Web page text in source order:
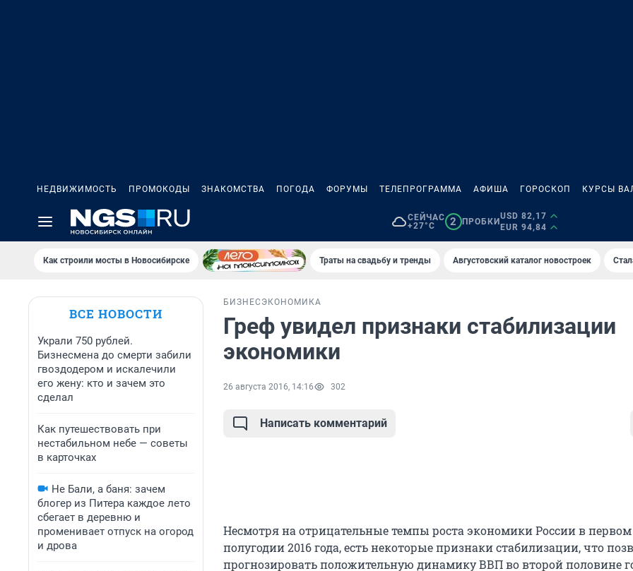
НЕДВИЖИМОСТЬ ПРОМОКОДЫ ЗНАКОМСТВА ПОГОДА ФОРУМЫ ТЕЛЕПРОГРАММА АФИША ГОРОСКОП КУРСЫ
СЕЙЧАС
+27°C
2 ПРОБКИ
USD 82,17
EUR 94,84
Как строили мосты в Новосибирске Траты на свадьбу и тренды Августовский каталог новостроек
ВСЕ НОВОСТИ
Украли 750 рублей.
Бизнесмена до смерти забили
гвоздодером и искалечили
его жену: кто и зачем это
сделал
Как путешествовать при
нестабильном небе — советы
в карточках
Не Бали, а баня: зачем
блогер из Питера каждое лето
сбегает в деревню и
променивает отпуск на огород
и дрова
БИЗНЕС ЭКОНОМИКА
Греф увидел признаки стабилизации
экономики
26 августа 2016, 14:16 302
Написать комментарий
Несмотря на отрицательные темпы роста экономики России в первом
полугодии 2016 года, есть некоторые признаки стабилизации, что
прогнозировать положительную динамику ВВП во второй половине